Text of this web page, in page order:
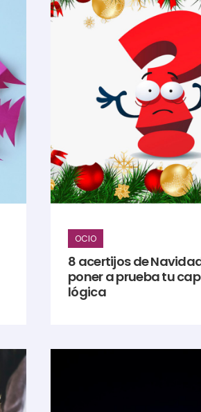
OCIO
8 acertijos de
poner a prueba tu
lógica